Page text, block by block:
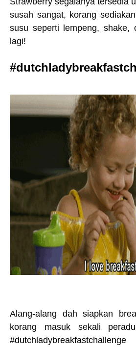
susah sangat, korang
susu seperti lempeng, shake,
lagi!
Alang-alang dah siapkan
korang masuk sekali